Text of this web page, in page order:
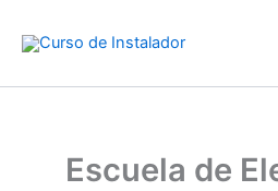
Escuela de